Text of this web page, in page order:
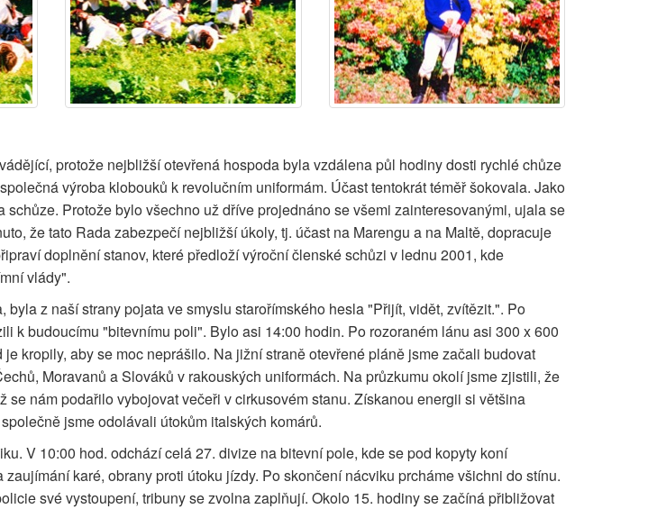
protože nejbližší otevřená hospoda byla vzdálena půl hodiny dosti rychlé chůze
výroba klobouků k revolučním uniformám. Účast tentokrát téměř šokovala. Jako
Protože bylo všechno už dříve projednáno se všemi zainteresovanými, ujala se
že tato Rada zabezpečí nejbližší úkoly, tj. účast na Marengu a na Maltě, dopracuje
doplnění stanov, které předloží výroční členské schůzi v lednu 2001, kde
vlády".
z naší strany pojata ve smyslu starořímského hesla "Přijít, vidět, zvítězit.". Po
k budoucímu "bitevnímu poli". Bylo asi 14:00 hodin. Po rozoraném lánu asi 300 x 600
kropily, aby se moc neprášilo. Na jižní straně otevřené pláně jsme začali budovat
Moravanů a Slováků v rakouských uniformách. Na průzkumu okolí jsme zjistili, že
nám podařilo vybojovat večeři v cirkusovém stanu. Získanou energii si většina
jsme odolávali útokům italských komárů.
V 10:00 hod. odchází celá 27. divize na bitevní pole, kde se pod kopyty koní
karé, obrany proti útoku jízdy. Po skončení nácviku prcháme všichni do stínu.
své vystoupení, tribuny se zvolna zaplňují. Okolo 15. hodiny se začíná přibližovat